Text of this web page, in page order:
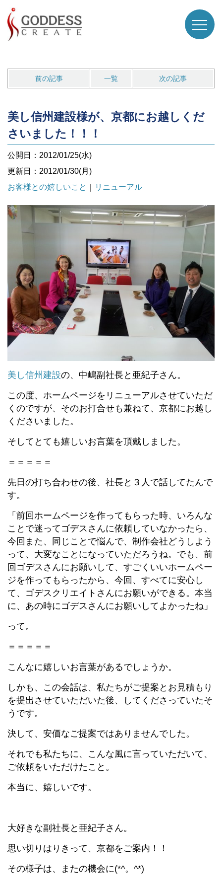
前の記事 一覧 次の記事
美し信州建設様が、京都にお越しくだ
さいました！！！
公開日：2012/01/25(水)
更新日：2012/01/30(月)
お客様との嬉しいこと
リニューアル
美し信州建設の、中嶋副社長と亜紀子さん。
この度、ホームページをリニューアルさせていただ
くのですが、そのお打合せも兼ねて、京都にお越し
くださいました。
そしてとても嬉しいお言葉を頂戴しました。
＝＝＝＝＝
先日の打ち合わせの後、社長と３人で話してたんで
す。
「前回ホームページを作ってもらった時、いろんな
ことで迷ってゴデスさんに依頼していなかったら、
今回また、同じことで悩んで、制作会社どうしよう
って、大変なことになっていただろうね。でも、前
回ゴデスさんにお願いして、すごくいいホームペー
ジを作ってもらったから、今回、すべてに安心し
て、ゴデスクリエイトさんにお願いができる。本当
に、あの時にゴデスさんにお願いしてよかったね」
って。
＝＝＝＝＝
こんなに嬉しいお言葉があるでしょうか。
しかも、この会話は、私たちがご提案とお見積もり
を提出させていただいた後、してくださっていたそ
うです。
決して、安価なご提案ではありませんでした。
それでも私たちに、こんな風に言っていただいて、
ご依頼をいただけたこと。
本当に、嬉しいです。
大好きな副社長と亜紀子さん。
思い切りはりきって、京都をご案内！！
その様子は、またの機会に(*^。^*)